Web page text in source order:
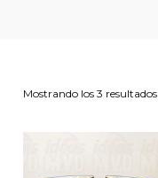
Mostrando los 3 resultados